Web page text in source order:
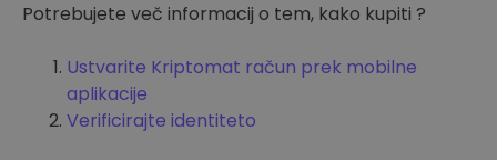
Potrebujete več informacij o tem, kako kupiti ?
Ustvarite Kriptomat račun prek mobilne
aplikacije
Verificirajte identiteto